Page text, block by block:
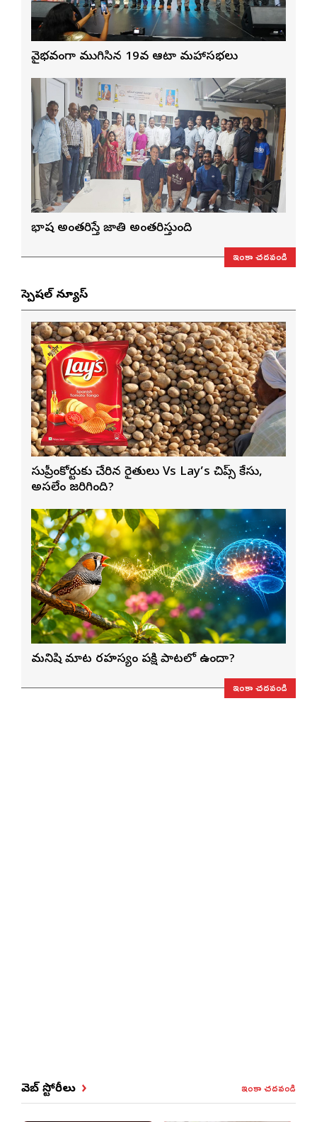
వైభవంగా ముగిసిన 19వ ఆటా మహాసభలు
భాష అంతరిస్తే జాతి అంతరిస్తుంది
ఇంకా చదవండి
స్పెషల్ న్యూస్
సుప్రీంకోర్టుకు చేరిన రైతులు Vs Lay’s చిప్స్‌ కేసు,
అసలేం జరిగింది?
మనిషి మాట రహస్యం పక్షి పాటలో ఉందా?
ఇంకా చదవండి
వెబ్ స్టోరీలు ఇంకా చదవండి